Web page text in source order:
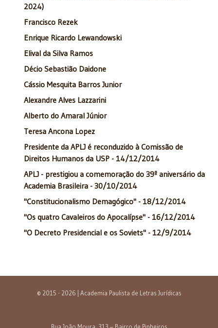
2024)
Francisco Rezek
Enrique Ricardo Lewandowski
Elival da Silva Ramos
Décio Sebastião Daidone
Cássio Mesquita Barros Junior
Alexandre Alves Lazzarini
Alberto do Amaral Júnior
Teresa Ancona Lopez
Presidente da APLJ é reconduzido à Comissão de
Direitos Humanos da USP - 14/12/2014
APLJ - prestigiou a comemoração do 39º aniversário da
Academia Brasileira - 30/10/2014
"Constitucionalismo Demagógico" - 18/12/2014
"Os quatro Cavaleiros do Apocalípse" - 16/12/2014
"O Decreto Presidencial e os Soviets" - 12/9/2014
© 2015 - 2026 | Academia Paulista de Letras Jurídicas